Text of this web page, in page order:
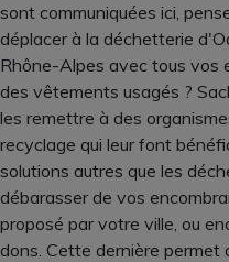
sont communiquées ici,
déplacer à la déchetterie
Rhône-Alpes avec tous vos
des vêtements usagés ?
les remettre à des
recyclage qui leur font
solutions autres que les
débarasser de vos
proposé par votre ville, ou
dons. Cette dernière permet